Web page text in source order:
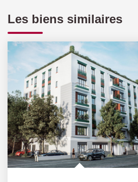
Les biens similaires